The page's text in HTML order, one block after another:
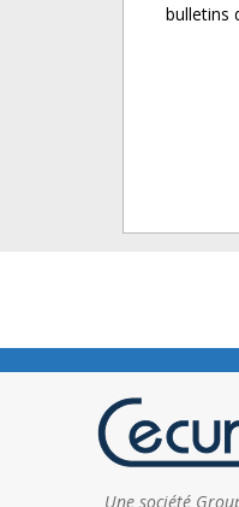
bulletins
Une société